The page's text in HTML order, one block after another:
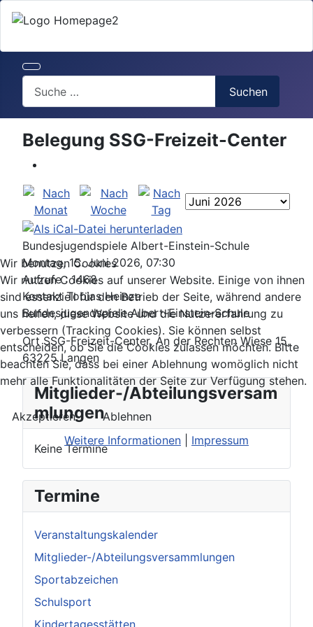
Suchen
Mitglieder-/Abteilungsversam
mlungen
Keine Termine
Termine
Veranstaltungskalender
Mitglieder-/Abteilungsversammlungen
Sportabzeichen
Schulsport
Kindertagesstätten
Belegung SSG-Freizeit-Center
Bundesjugendspiele Albert-Einstein-Schule
Montag, 15. Juni 2026, 07:30
Aufrufe: 1468
KontaktTobias Heinze
Bundesjugendspiele Albert-Einstein-Schule
OrtSSG-Freizeit-Center, An der Rechten Wiese 15,
63225 Langen
Wir benutzen Cookies
Wir nutzen Cookies auf unserer Website. Einige von ihnen
sind essenziell für den Betrieb der Seite, während andere
uns helfen, diese Website und die Nutzererfahrung zu
verbessern (Tracking Cookies). Sie können selbst
entscheiden, ob Sie die Cookies zulassen möchten. Bitte
beachten Sie, dass bei einer Ablehnung womöglich nicht
mehr alle Funktionalitäten der Seite zur Verfügung stehen.
Akzeptieren
Ablehnen
Weitere Informationen
Impressum